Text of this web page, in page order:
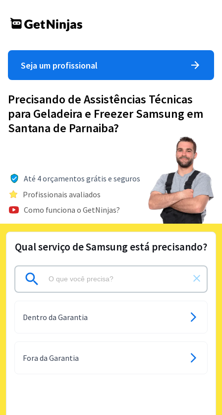
Seja um profissional
Precisando de Assistências Técnicas
para Geladeira e Freezer Samsung em
Santana de Parnaiba?
Até 4 orçamentos grátis e seguros
Profissionais avaliados
Como funciona o GetNinjas?
Qual serviço de Samsung está precisando?
Dentro da Garantia
Fora da Garantia